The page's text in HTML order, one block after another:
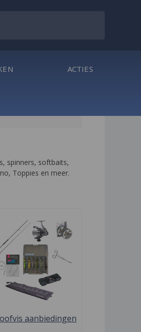
ACTIES
spinners, softbaits,
Toppies en meer.
aanbiedingen